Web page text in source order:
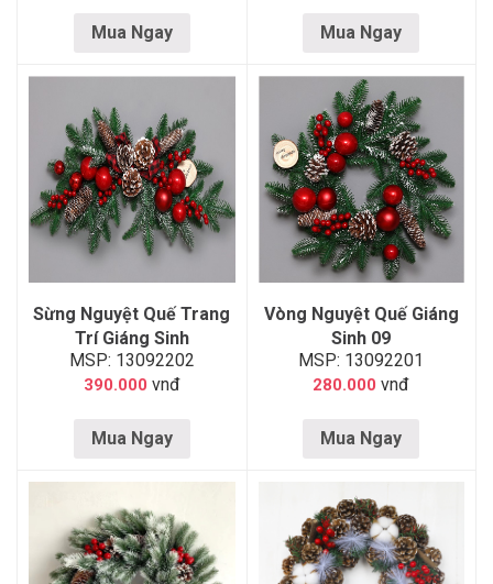
Mua Ngay Mua Ngay
Sừng Nguyệt Quế Trang
Trí Giáng Sinh
MSP: 13092202
390.000 vnđ
Mua Ngay
Vòng Nguyệt Quế Giáng
Sinh 09
MSP: 13092201
280.000 vnđ
Mua Ngay